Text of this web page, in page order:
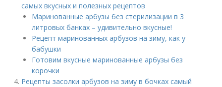
самых вкусных и полезных рецептов
Маринованные арбузы без стерилизации в 3
литровых банках – удивительно вкусные!
Рецепт маринованных арбузов на зиму, как у
бабушки
Готовим вкусные маринованные арбузы без
корочки
Рецепты засолки арбузов на зиму в бочках самый